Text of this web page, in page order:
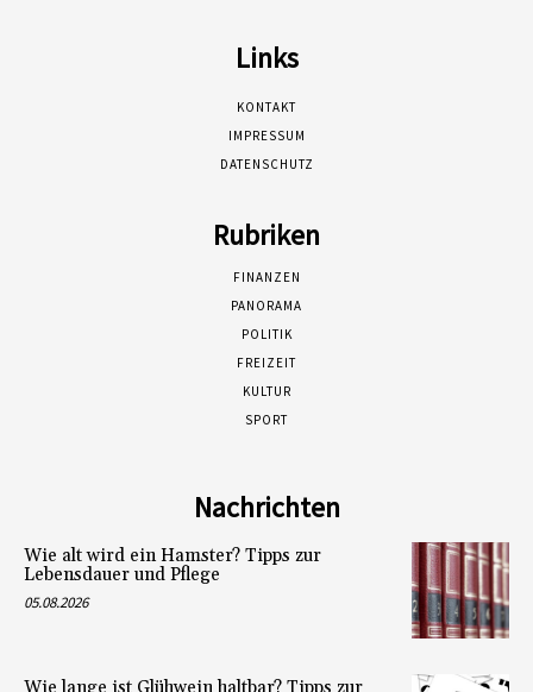
Links
KONTAKT
IMPRESSUM
DATENSCHUTZ
Rubriken
FINANZEN
PANORAMA
POLITIK
FREIZEIT
KULTUR
SPORT
Nachrichten
Wie alt wird ein Hamster? Tipps zur
Lebensdauer und Pflege
05.08.2026